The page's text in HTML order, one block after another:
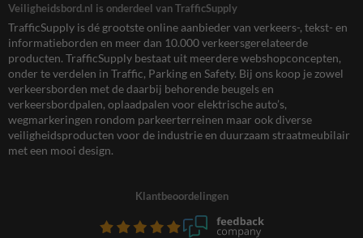
Veiligheidsbord.nl is onderdeel van TrafficSupply
TrafficSupply is dé grootste online aanbieder van verkeers-, tekst- en
informatieborden en meer dan 10.000 verkeersgerelateerde
producten. TrafficSupply bestaat uit meerdere webshopconcepten,
onder te verdelen in Traffic, Parking en Safety. Bij ons koop je zowel
verkeersborden met de daarbij behorende beugels en
verkeersbordpalen, oplaadpalen voor elektrische auto’s,
wegmarkeringen rondom parkeerterreinen maar ook diverse
veiligheidsproducten voor de industrie en duurzaam straatmeubilair
met een mooi design.
Klantbeoordelingen